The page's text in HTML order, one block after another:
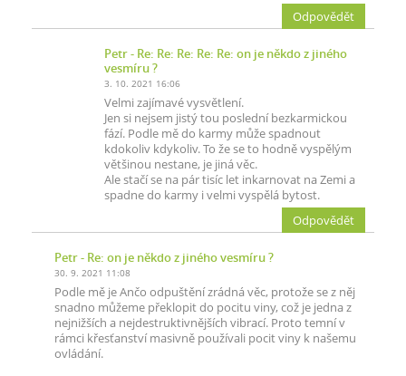
Odpovědět
Petr- Re: Re: Re: Re: Re: on je někdo z jiného
vesmíru ?
3. 10. 2021 16:06
Velmi zajímavé vysvětlení.
Jen si nejsem jistý tou poslední bezkarmickou
fází. Podle mě do karmy může spadnout
kdokoliv kdykoliv. To že se to hodně vyspělým
většinou nestane, je jiná věc.
Ale stačí se na pár tisíc let inkarnovat na Zemi a
spadne do karmy i velmi vyspělá bytost.
Odpovědět
Petr- Re: on je někdo z jiného vesmíru ?
30. 9. 2021 11:08
Podle mě je Ančo odpuštění zrádná věc, protože se z něj
snadno můžeme překlopit do pocitu viny, což je jedna z
nejnižších a nejdestruktivnějších vibrací. Proto temní v
rámci křesťanství masivně používali pocit viny k našemu
ovládání.